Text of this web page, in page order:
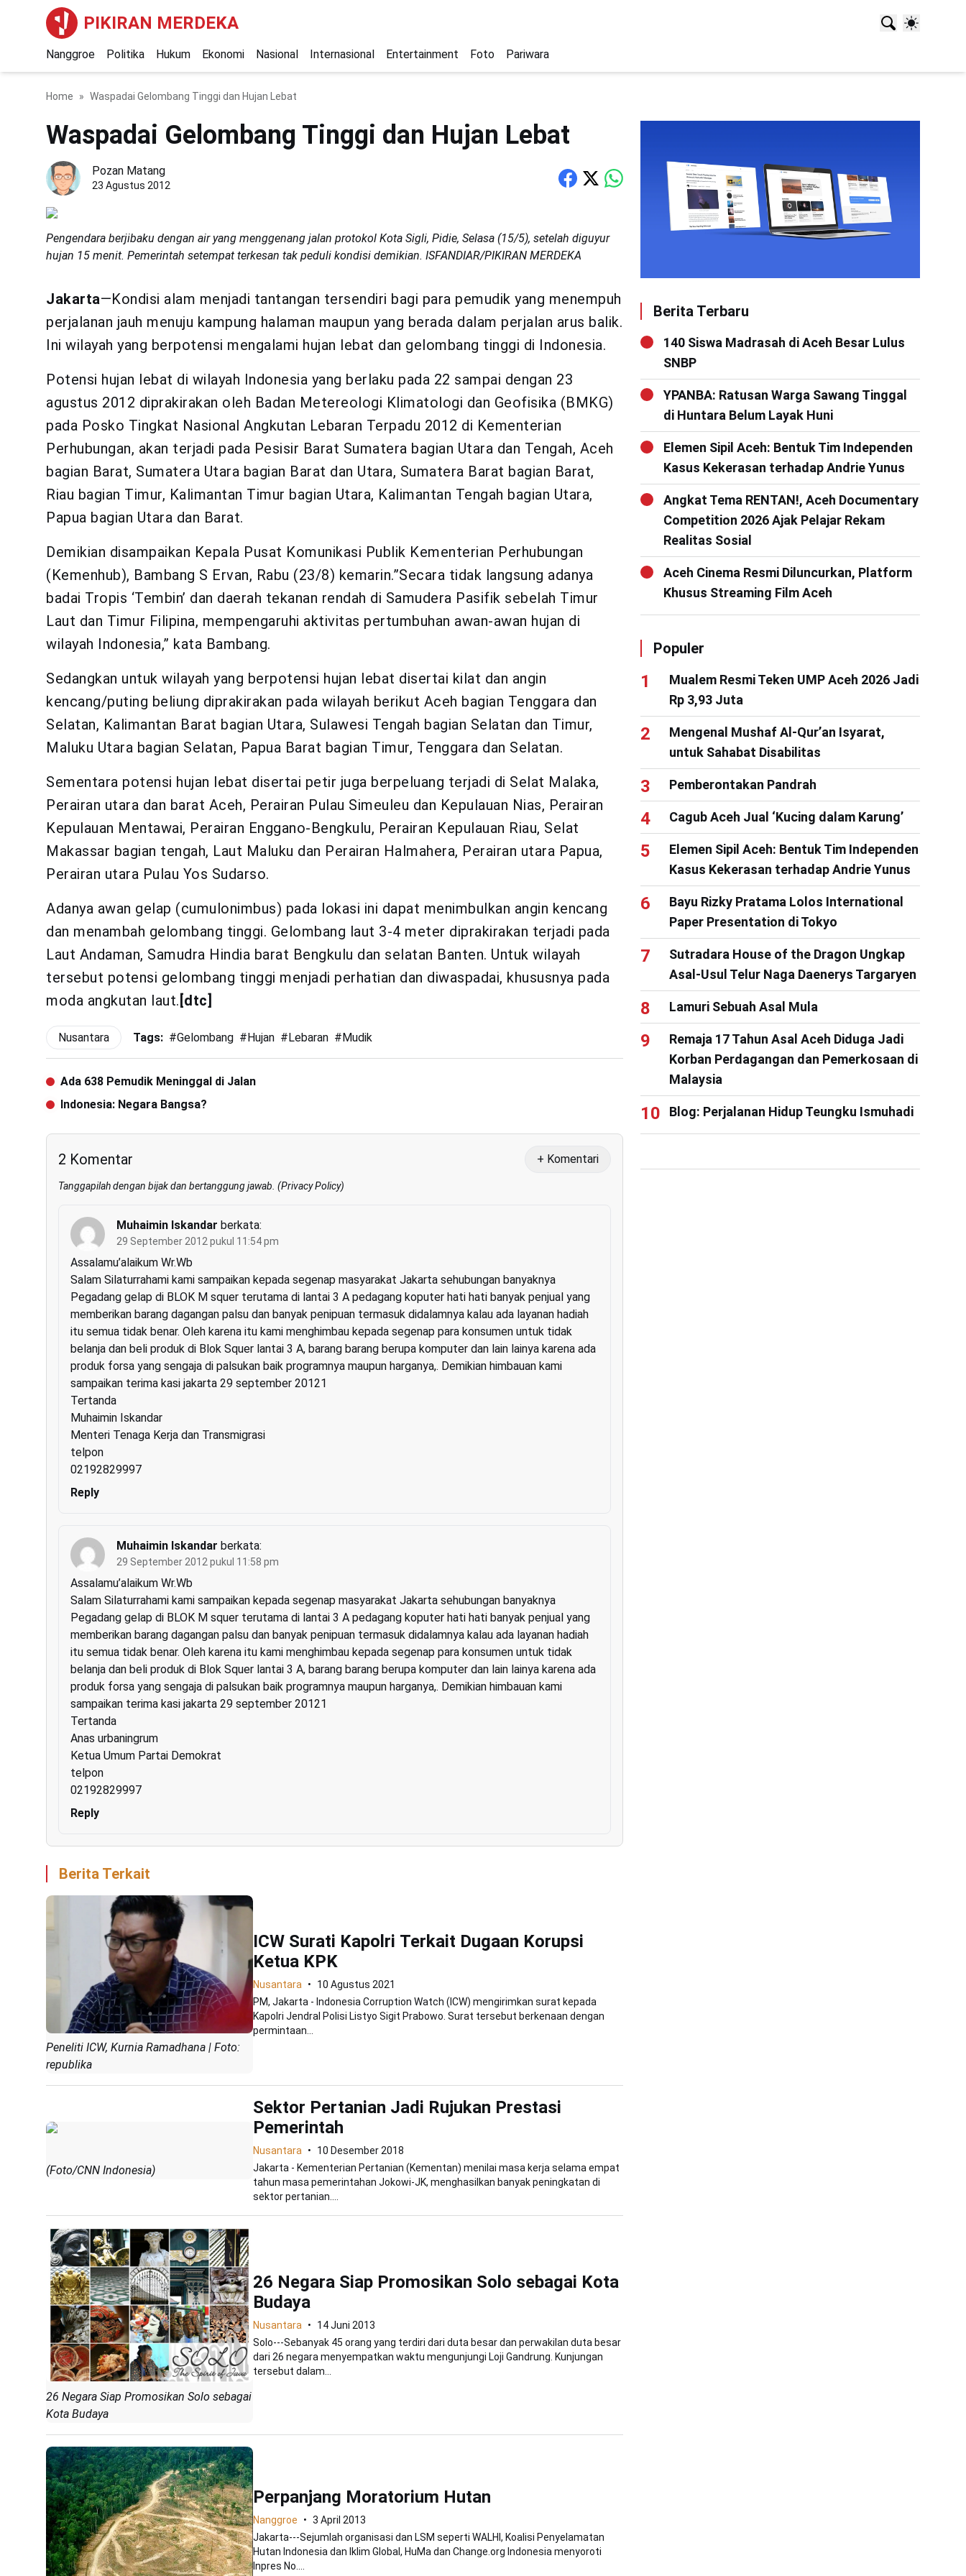
PIKIRAN MERDEKA
Nanggroe Politika Hukum Ekonomi Nasional Internasional Entertainment Foto Pariwara
Home Waspadai Gelombang Tinggi dan Hujan Lebat
Waspadai Gelombang Tinggi dan Hujan Lebat
Pozan Matang
23 Agustus 2012
Pengendara berjibaku dengan air yang menggenang jalan protokol Kota Sigli, Pidie, Selasa (15/5), setelah diguyur
hujan 15 menit. Pemerintah setempat terkesan tak peduli kondisi demikian. ISFANDIAR/PIKIRAN MERDEKA
Jakarta—Kondisi alam menjadi tantangan tersendiri bagi para pemudik yang menempuh
perjalanan jauh menuju kampung halaman maupun yang berada dalam perjalan arus balik.
Ini wilayah yang berpotensi mengalami hujan lebat dan gelombang tinggi di Indonesia.
Potensi hujan lebat di wilayah Indonesia yang berlaku pada 22 sampai dengan 23
agustus 2012 diprakirakan oleh Badan Metereologi Klimatologi dan Geofisika (BMKG)
pada Posko Tingkat Nasional Angkutan Lebaran Terpadu 2012 di Kementerian
Perhubungan, akan terjadi pada Pesisir Barat Sumatera bagian Utara dan Tengah, Aceh
bagian Barat, Sumatera Utara bagian Barat dan Utara, Sumatera Barat bagian Barat,
Riau bagian Timur, Kalimantan Timur bagian Utara, Kalimantan Tengah bagian Utara,
Papua bagian Utara dan Barat.
Demikian disampaikan Kepala Pusat Komunikasi Publik Kementerian Perhubungan
(Kemenhub), Bambang S Ervan, Rabu (23/8) kemarin.”Secara tidak langsung adanya
badai Tropis ‘Tembin’ dan daerah tekanan rendah di Samudera Pasifik sebelah Timur
Laut dan Timur Filipina, mempengaruhi aktivitas pertumbuhan awan-awan hujan di
wilayah Indonesia,” kata Bambang.
Sedangkan untuk wilayah yang berpotensi hujan lebat disertai kilat dan angin
kencang/puting beliung diprakirakan pada wilayah berikut Aceh bagian Tenggara dan
Selatan, Kalimantan Barat bagian Utara, Sulawesi Tengah bagian Selatan dan Timur,
Maluku Utara bagian Selatan, Papua Barat bagian Timur, Tenggara dan Selatan.
Sementara potensi hujan lebat disertai petir juga berpeluang terjadi di Selat Malaka,
Perairan utara dan barat Aceh, Perairan Pulau Simeuleu dan Kepulauan Nias, Perairan
Kepulauan Mentawai, Perairan Enggano-Bengkulu, Perairan Kepulauan Riau, Selat
Makassar bagian tengah, Laut Maluku dan Perairan Halmahera, Perairan utara Papua,
Perairan utara Pulau Yos Sudarso.
Adanya awan gelap (cumulonimbus) pada lokasi ini dapat menimbulkan angin kencang
dan menambah gelombang tinggi. Gelombang laut 3-4 meter diprakirakan terjadi pada
Laut Andaman, Samudra Hindia barat Bengkulu dan selatan Banten. Untuk wilayah
tersebut potensi gelombang tinggi menjadi perhatian dan diwaspadai, khususnya pada
moda angkutan laut. [dtc]
Nusantara Tags: #Gelombang #Hujan #Lebaran #Mudik
Ada 638 Pemudik Meninggal di Jalan
Indonesia: Negara Bangsa?
2 Komentar + Komentari
Tanggapilah dengan bijak dan bertanggung jawab. (Privacy Policy)
Muhaimin Iskandar berkata:
29 September 2012 pukul 11:54 pm
Assalamu’alaikum Wr.Wb
Salam Silaturrahami kami sampaikan kepada segenap masyarakat Jakarta sehubungan banyaknya
Pegadang gelap di BLOK M squer terutama di lantai 3 A pedagang koputer hati hati banyak penjual yang
memberikan barang dagangan palsu dan banyak penipuan termasuk didalamnya kalau ada layanan hadiah
itu semua tidak benar. Oleh karena itu kami menghimbau kepada segenap para konsumen untuk tidak
belanja dan beli produk di Blok Squer lantai 3 A, barang barang berupa komputer dan lain lainya karena ada
produk forsa yang sengaja di palsukan baik programnya maupun harganya,. Demikian himbauan kami
sampaikan terima kasi jakarta 29 september 20121
Tertanda
Muhaimin Iskandar
Menteri Tenaga Kerja dan Transmigrasi
telpon
02192829997
Reply
Muhaimin Iskandar berkata:
29 September 2012 pukul 11:58 pm
Assalamu’alaikum Wr.Wb
Salam Silaturrahami kami sampaikan kepada segenap masyarakat Jakarta sehubungan banyaknya
Pegadang gelap di BLOK M squer terutama di lantai 3 A pedagang koputer hati hati banyak penjual yang
memberikan barang dagangan palsu dan banyak penipuan termasuk didalamnya kalau ada layanan hadiah
itu semua tidak benar. Oleh karena itu kami menghimbau kepada segenap para konsumen untuk tidak
belanja dan beli produk di Blok Squer lantai 3 A, barang barang berupa komputer dan lain lainya karena ada
produk forsa yang sengaja di palsukan baik programnya maupun harganya,. Demikian himbauan kami
sampaikan terima kasi jakarta 29 september 20121
Tertanda
Anas urbaningrum
Ketua Umum Partai Demokrat
telpon
02192829997
Reply
Berita Terkait
Peneliti ICW, Kurnia Ramadhana | Foto:
republika
ICW Surati Kapolri Terkait Dugaan Korupsi
Ketua KPK
Nusantara
10 Agustus 2021
PM, Jakarta - Indonesia Corruption Watch (ICW) mengirimkan surat kepada
Kapolri Jendral Polisi Listyo Sigit Prabowo. Surat tersebut berkenaan dengan
permintaan...
(Foto/CNN Indonesia)
Sektor Pertanian Jadi Rujukan Prestasi
Pemerintah
Nusantara
10 Desember 2018
Jakarta - Kementerian Pertanian (Kementan) menilai masa kerja selama empat
tahun masa pemerintahan Jokowi-JK, menghasilkan banyak peningkatan di
sektor pertanian....
26 Negara Siap Promosikan Solo sebagai
Kota Budaya
26 Negara Siap Promosikan Solo sebagai Kota
Budaya
Nusantara
14 Juni 2013
Solo---Sebanyak 45 orang yang terdiri dari duta besar dan perwakilan duta besar
dari 26 negara menyempatkan waktu mengunjungi Loji Gandrung. Kunjungan
tersebut dalam...
Perpanjang Moratorium Hutan
Nanggroe
3 April 2013
Jakarta---Sejumlah organisasi dan LSM seperti WALHI, Koalisi Penyelamatan
Hutan Indonesia dan Iklim Global, HuMa dan Change.org Indonesia menyoroti
Inpres No....
Berita Terbaru
140 Siswa Madrasah di Aceh Besar Lulus
SNBP
YPANBA: Ratusan Warga Sawang Tinggal
di Huntara Belum Layak Huni
Elemen Sipil Aceh: Bentuk Tim Independen
Kasus Kekerasan terhadap Andrie Yunus
Angkat Tema RENTAN!, Aceh Documentary
Competition 2026 Ajak Pelajar Rekam
Realitas Sosial
Aceh Cinema Resmi Diluncurkan, Platform
Khusus Streaming Film Aceh
Populer
Mualem Resmi Teken UMP Aceh 2026 Jadi
Rp 3,93 Juta
Mengenal Mushaf Al-Qur’an Isyarat,
untuk Sahabat Disabilitas
Pemberontakan Pandrah
Cagub Aceh Jual ‘Kucing dalam Karung’
Elemen Sipil Aceh: Bentuk Tim Independen
Kasus Kekerasan terhadap Andrie Yunus
Bayu Rizky Pratama Lolos International
Paper Presentation di Tokyo
Sutradara House of the Dragon Ungkap
Asal-Usul Telur Naga Daenerys Targaryen
Lamuri Sebuah Asal Mula
Remaja 17 Tahun Asal Aceh Diduga Jadi
Korban Perdagangan dan Pemerkosaan di
Malaysia
Blog: Perjalanan Hidup Teungku Ismuhadi